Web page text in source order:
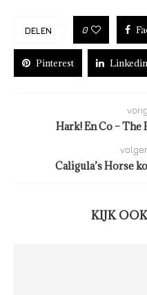
DELEN 0
Pinterest Linkedin
Hark! En Co –
Caligula’s Horse
KIJK